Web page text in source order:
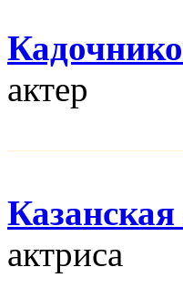
актер
актриса